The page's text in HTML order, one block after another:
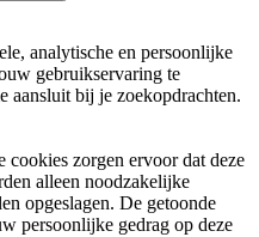
analytische en persoonlijke
gebruikservaring te
aansluit bij je zoekopdrachten.
cookies zorgen ervoor dat deze
alleen noodzakelijke
opgeslagen. De getoonde
persoonlijke gedrag op deze